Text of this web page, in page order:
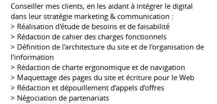
Conseiller mes clients, en les aidant à intégrer le digital
dans leur stratégie marketing & communication :
> Réalisation d'étude de besoins et de faisabilité
> Rédaction de cahier des charges fonctionnels
> Définition de l'architecture du site et de l'organisation de
l'information
> Rédaction de charte ergonomique et de navigation
> Maquettage des pages du site et écriture pour le Web
> Rédaction et dépouillement d’appels d’offres
> Négociation de partenariats